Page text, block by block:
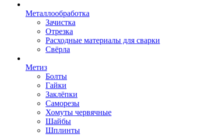
Металлообработка
Зачистка
Отрезка
Расходные материалы для сварки
Свёрла
Метиз
Болты
Гайки
Заклёпки
Саморезы
Хомуты червячные
Шайбы
Шплинты